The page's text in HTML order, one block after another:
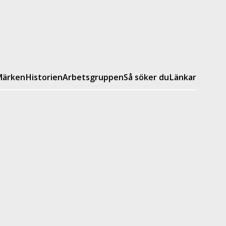
HistorienArbetsgruppenSå söker duLänkar